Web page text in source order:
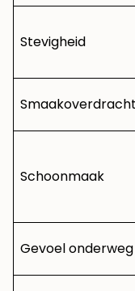
Stevigheid
Smaakoverdracht
Schoonmaak
Gevoel onderweg